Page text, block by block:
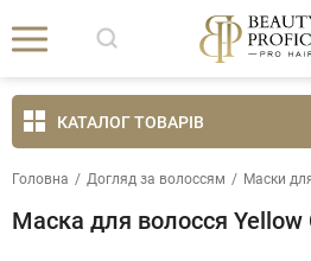
КАТАЛОГ ТОВАРІВ
Головна / Догляд за волоссям / Маски
Маска для волосся Yellow